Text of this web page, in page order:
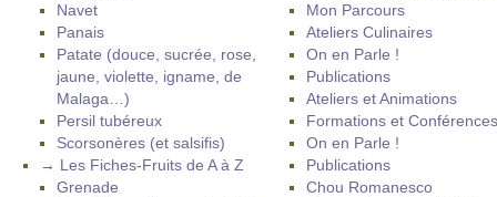
Navet
Panais
Patate (douce, sucrée, rose,
jaune, violette, igname, de
Malaga…)
Persil tubéreux
Scorsonères (et salsifis)
→ Les Fiches-Fruits de A à Z
Grenade
Mon Parcours
Ateliers Culinaires
On en Parle !
Publications
Ateliers et Animations
Formations et Conférences
On en Parle !
Publications
Chou Romanesco